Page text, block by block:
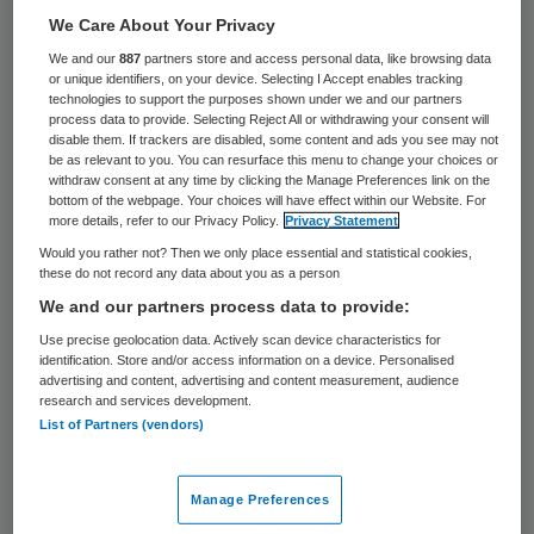
Het Brabantse provinciebestuur heeft
toegezegd dat zich na 2018 zal blijven
bekommeren om q-koortspatiënten. De
door de overheid gefinancierde
belangenorganisatie Q-support moet dan
stoppen, maar de Provinciale Raad
Gezondheid riep dinsdag de Tweede Kamer
en de provincie op om alert te blijven op de
gevaren van Q-koorts.
De Provinciale Raad Gezondheid pleitte
het opzetten van een kennis- en
adviescentrum voor zogeheten zoönosen
We Care About Your Privacy
We and our887 partners store and access personal data, like browsing data
or unique identifiers, on your device. Selecting I Accept enables tracking
technologies to support the purposes shown under we and our partners
process data to provide. Selecting Reject All or withdrawing your consent will
disable them. If trackers are disabled, some content and ads you see may not
be as relevant to you. You can resurface this menu to change your choices or
withdraw consent at any time by clicking the Manage Preferences link on the
bottom of the webpage. Your choices will have effect within our Website. For
more details, refer to our Privacy Policy.
Privacy Statement
Would you rather not? Then we only place essential and statistical cookies,
these do not record any data about you as a person
We and our partners process data to provide:
Use precise geolocation data. Actively scan device characteristics for
identification. Store and/or access information on a device. Personalised
advertising and content, advertising and content measurement, audience
research and services development.
List of Partners (vendors)
Manage Preferences